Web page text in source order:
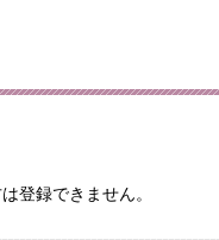
録できません。